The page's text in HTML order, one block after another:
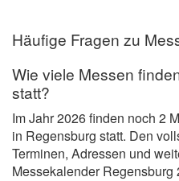
Häufige Fragen zu
Wie viele Messen
statt?
Im Jahr 2026 finden noch 2
in Regensburg statt. Den
Terminen, Adressen und
Messekalender Regensburg